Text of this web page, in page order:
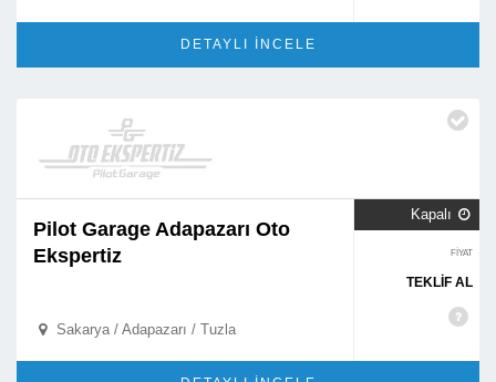
DETAYLI İNCELE
Pilot Garage Adapazarı Oto
Ekspertiz
 Sakarya / Adapazarı / Tuzla
Kapalı 
FİYAT
TEKLİF AL